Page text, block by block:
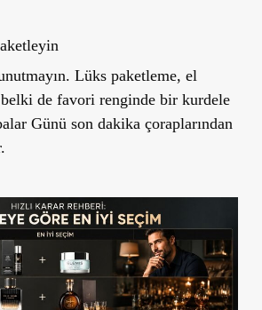
Lüks paketleme, el
belki de favori renginde bir kurdele
Günü son dakika çoraplarından